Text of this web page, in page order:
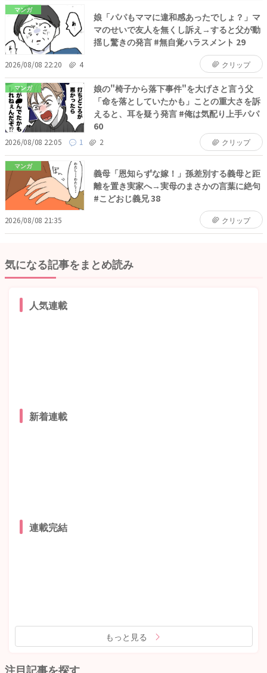
マンガ
娘「パパもママに違和感あったでしょ？」マ
マのせいで友人を無くし訴え→すると父が動
揺し驚きの発言 #無自覚ハラスメント 29
2026/08/08 22:20 4 クリップ
マンガ
娘の"椅子から落下事件"を大げさと言う父
「命を落としていたかも」ことの重大さを訴
えると、耳を疑う発言 #俺は気配り上手パパ
60
2026/08/08 22:05 1 2 クリップ
マンガ
義母「恩知らずな嫁！」孫差別する義母と距
離を置き実家へ→実母のまさかの言葉に絶句
#こどおじ義兄 38
2026/08/08 21:35 クリップ
気になる記事をまとめ読み
人気連載
新着連載
連載完結
もっと見る
注目記事を探す